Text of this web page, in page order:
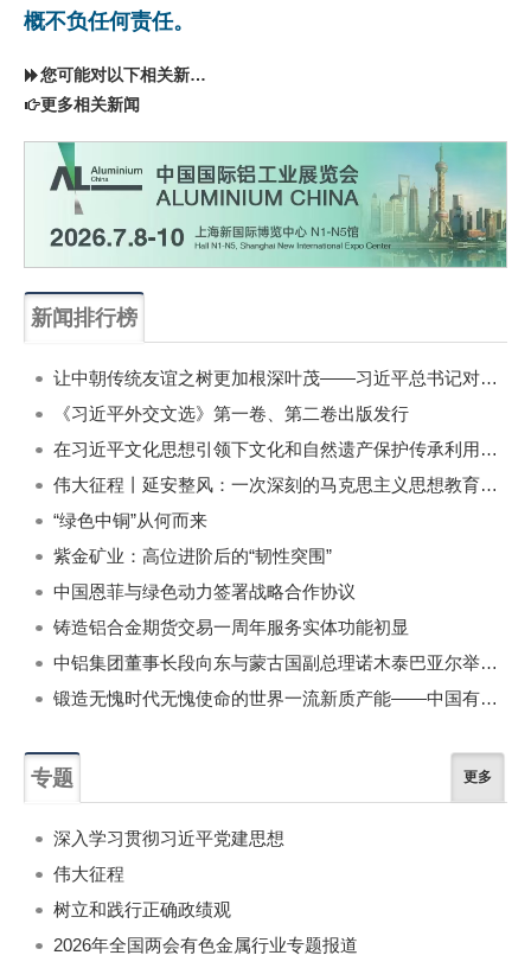
概不负任何责任。
您可能对以下相关新闻同样感兴趣
更多相关新闻
新闻排行榜
让中朝传统友谊之树更加根深叶茂——习近平总书记对朝鲜进行国事访问纪实
《习近平外交文选》第一卷、第二卷出版发行
在习近平文化思想引领下文化和自然遗产保护传承利用工作开创新局面
伟大征程丨延安整风：一次深刻的马克思主义思想教育运动
“绿色中铜”从何而来
紫金矿业：高位进阶后的“韧性突围”
中国恩菲与绿色动力签署战略合作协议
铸造铝合金期货交易一周年服务实体功能初显
中铝集团董事长段向东与蒙古国副总理诺木泰巴亚尔举行会谈
锻造无愧时代无愧使命的世界一流新质产能——中国有色金属工业的战略应对与破局之道（二）
专题 更多
深入学习贯彻习近平党建思想
伟大征程
树立和践行正确政绩观
2026年全国两会有色金属行业专题报道